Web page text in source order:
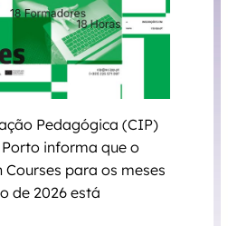
Pedagógica (CIP)
informa que o
para os meses
de 2026 está